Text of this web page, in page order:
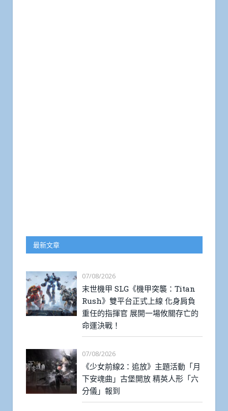
最新文章
07/08/2026
末世機甲 SLG《機甲突襲：Titan
Rush》雙平台正式上線 化身肩負
重任的指揮官 展開一場攸關存亡的
命運決戰！
07/08/2026
《少女前線2：追放》主題活動「月
下安魂曲」古堡開放 精英人形「六
分儀」報到